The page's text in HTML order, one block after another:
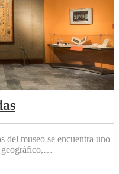
del museo se encuentra uno
geográfico,…